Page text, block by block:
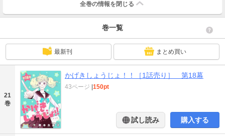
全巻の情報を 閉じる
巻一覧
最新刊 まとめ買い
21
巻
かげきしょうじょ！！［1話売り］ 第18幕
43ページ 150pt
試し読み 購入する